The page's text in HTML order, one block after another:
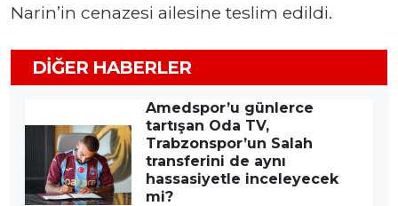
Narin’in cenazesi ailesine teslim edildi.
DIĞER HABERLER
Amedspor’u günlerce
tartışan Oda TV,
Trabzonspor’un Salah
transferini de aynı
hassasiyetle inceleyecek
mi?